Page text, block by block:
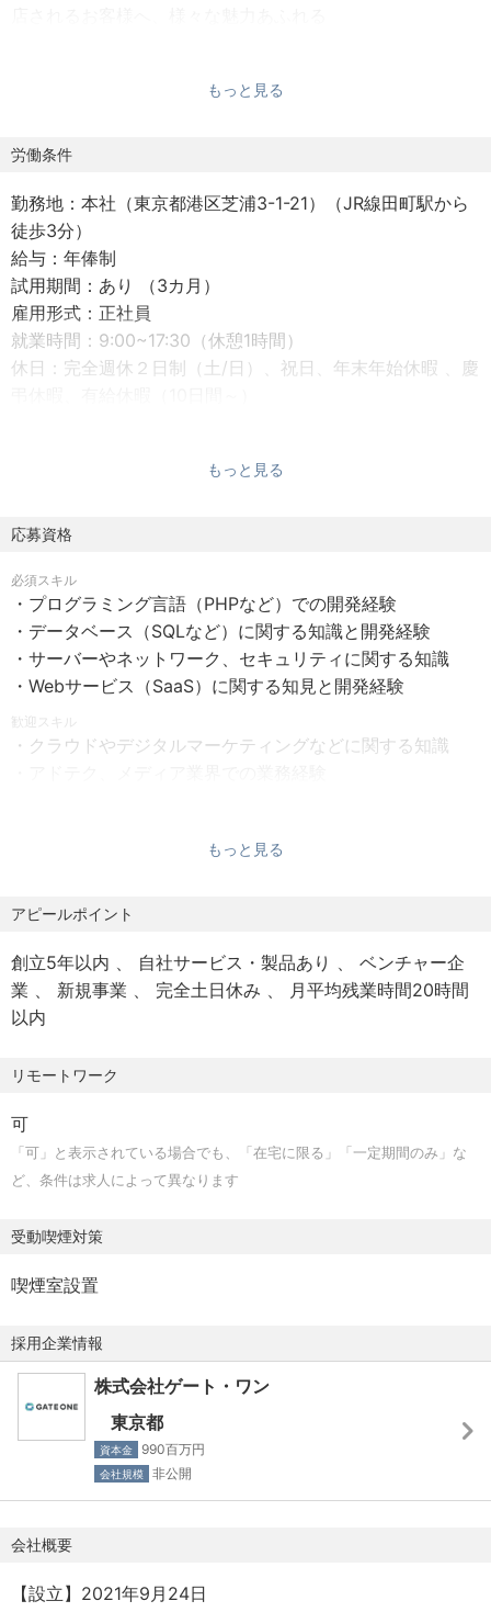
された店舗の巨大ネットワークを構築する
しいメディアのポジションを目指していきます。
加えて、エリア別や時間帯別のターゲティング配信や、サ
イネージの視認率や店頭での購買などの
広告効果の可視化、購買データを活用したデジタル広告サ
ービスとの連携をすることで、より高度な
広告サービスを整備し、広告主となる企業へ新たな付加価
値を提供することを目指しています。
運用まで一気通貫に携わって頂きます。
【業務詳細】
－ ベンダーコントロール、要件定義、設計、製造支援
－ CMS、分析基盤の運用、改善
【選考フロー】
書類選考・SPI３受験→一次面接→最終面接→内定
＜働きがいある組織を目指して＞
ーションを目的に毎月開催！
●社員表彰制度 “ハミダシテル？アワード ～You're the
best!～ ”
優れた成果や成績を挙げたメンバーやチームだけでは
なく、数字には現れないメンバーや
チームに貢献する社員も賞賛・表彰する年2回の社員表
●FamiPayを年4回付与
使えば使うほどお得なファミリーマートで使えるバー
コード決済「FamiPay」を付与！
社員一人一人が顧客視点に立ち、社員自らがファミリ
ーマート店内メディアのモニターとして
もっと見る
労働条件
勤務地：本社（東京都港区芝浦3-1-21）（JR線田町駅から
徒歩3分）
給与：年俸制
試用期間：あり （3カ月）
雇用形式：正社員
就業時間：9:00~17:30（休憩1時間）
休日：完全週休２日制（土/日）、祝日、年末年始休暇 、慶
残業手当：有
リモートワーク可(週1回)
育休・産休休暇制度
産前産後休暇制度
年間休日120日
有給休暇（入社即日10日間付与）
生理休暇
その他 ：経験・能力等考慮の上、規定により優遇
もっと見る
応募資格
必須スキル
・プログラミング言語（PHPなど）での開発経験
・データベース（SQLなど）に関する知識と開発経験
・サーバーやネットワーク、セキュリティに関する知識
・Webサービス（SaaS）に関する知見と開発経験
歓迎スキル
・クラウドやデジタルマーケティングなどに関する知識
・職務/職域に捕らわれず業務を遂行できるバイタリティを
お持ちの方
・向上心が強く、成長意欲にあふれる方
もっと見る
アピールポイント
創立5年以内 自社サービス・製品あり
ベンチャー企
業
新規事業 完全土日休み
月平均残業時間20時間
以内
リモートワーク
可
「可」と表示されている場合でも、「在宅に限る」「一定期間のみ」な
ど、条件は求人によって異なります
受動喫煙対策
喫煙室設置
採用企業情報
株式会社ゲート・ワン
東京都
資本金 990百万円
会社規模 非公開
会社概要
【設立】2021年9月24日